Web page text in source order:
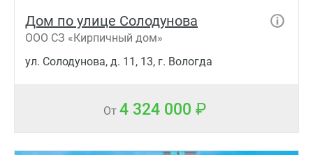
Дом по улице Солодунова
ООО СЗ «Кирпичный дом»
ул. Солодунова, д. 11, 13, г. Вологда
От 4 324 000